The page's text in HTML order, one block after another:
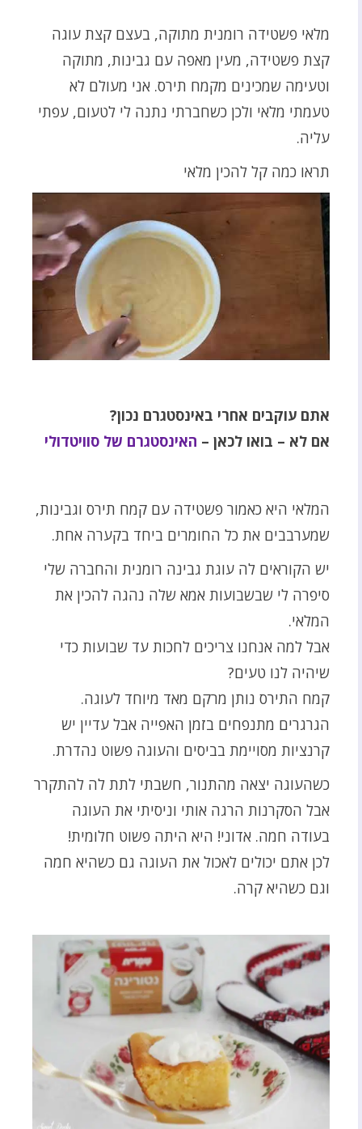
מלאי פשטידה רומנית מתוקה, בעצם קצת עוגה
קצת פשטידה, מעין מאפה עם גבינות, מתוקה
וטעימה שמכינים מקמח תירס. אני מעולם לא
טעמתי מלאי ולכן כשחברתי נתנה לי לטעום, עפתי
עליה.
תראו כמה קל להכין מלאי
אתם עוקבים אחרי באינסטגרם נכון?
אם לא – בואו לכאן – האינסטגרם של סוויטדולי
המלאי היא כאמור פשטידה עם קמח תירס וגבינות,
שמערבבים את כל החומרים ביחד בקערה אחת.
יש הקוראים לה עוגת גבינה רומנית והחברה שלי
סיפרה לי שבשבועות אמא שלה נהגה להכין את
המלאי.
אבל למה אנחנו צריכים לחכות עד שבועות כדי
שיהיה לנו טעים?
קמח התירס נותן מרקם מאד מיוחד לעוגה.
הגרגרים מתנפחים בזמן האפייה אבל עדיין יש
קרנציות מסויימת בביסים והעוגה פשוט נהדרת.
כשהעוגה יצאה מהתנור, חשבתי לתת לה להתקרר
אבל הסקרנות הרגה אותי וניסיתי את העוגה
בעודה חמה. אדוני! היא היתה פשוט חלומית!
לכן אתם יכולים לאכול את העוגה גם כשהיא חמה
וגם כשהיא קרה.